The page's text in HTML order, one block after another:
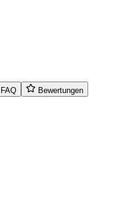
FAQ Bewertungen